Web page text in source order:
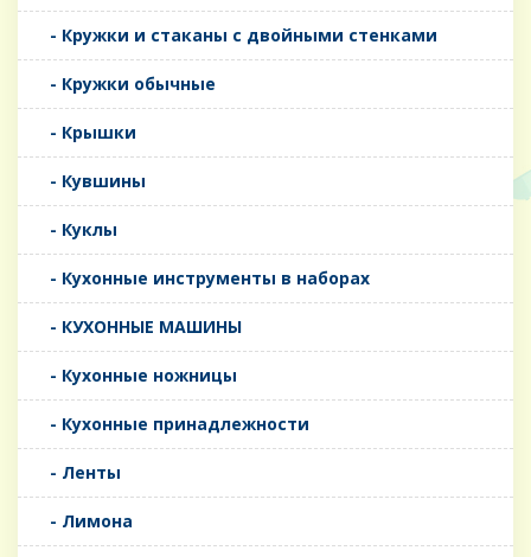
- Кружки и стаканы с двойными стенками
- Кружки обычные
- Крышки
- Кувшины
- Куклы
- Кухонные инструменты в наборах
- КУХОННЫЕ МАШИНЫ
- Кухонные ножницы
- Кухонные принадлежности
- Ленты
- Лимона